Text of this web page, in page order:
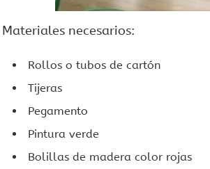
Materiales necesarios:
Rollos o tubos de cartón
Tijeras
Pegamento
Pintura verde
Bolillas de madera color rojas